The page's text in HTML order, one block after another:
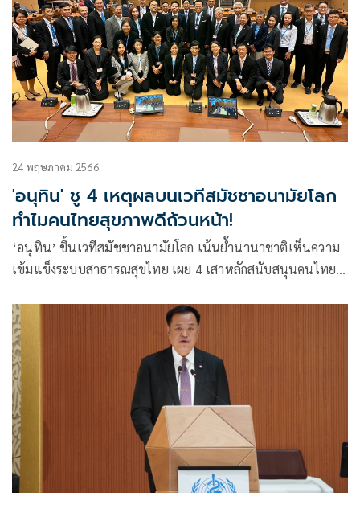
24 พฤษภาคม 2566
'อนุทิน' ชู 4 เหตุผลบนเวทีสมัชชาอนามัยโลก
ทำไมคนไทยสุขภาพดีถ้วนหน้า!
‘อนุทิน’ ขึ้นเวทีสมัชชาอนามัยโลก เน้นย้ำนานาชาติเห็นความ
เข้มแข็งระบบสาธารณสุขไทย เผย 4 เสาหลักสนับสนุนคนไทย